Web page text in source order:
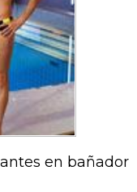
en bañador